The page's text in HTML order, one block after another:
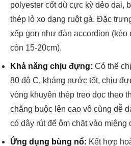
polyester cốt dù cực kỳ dẻo dai,
thép lò xo dạng ruột gà. Đặc
xếp gọn như đàn accordion
còn 15-20cm).
Khả năng chịu đựng: Có thể
80 độ C, kháng nước tốt, chịu
vòng khuyên thép treo dọc theo
chằng buộc lên cao vô cùng dễ
có dây rút để ôm chặt vào miệng
Ứng dụng bùng nổ: Kết hợp